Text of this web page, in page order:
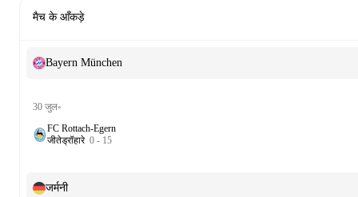
मैच के आँकड़े
Bayern München
30 जुल॰
FC Rottach-Egern
जीतेड्रॉहारे 0 - 15
जर्मनी